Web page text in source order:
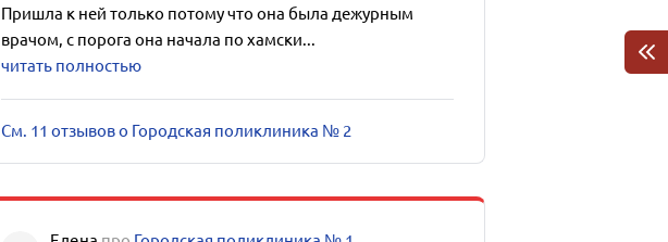
Пришла к ней только потому что она была дежурным
врачом, с порога она начала по хамски...
читать полностью
См. 11 отзывов о Городская поликлиника № 2